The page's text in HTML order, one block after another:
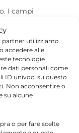
partner utilizziamo
accedere alle
tecnologie
dati personali come
ID univoci su questo
Non acconsentire o
su alcune
o per fare scelte
I campi